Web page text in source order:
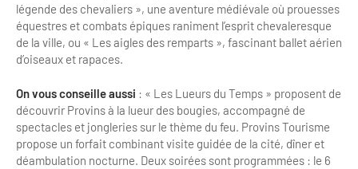
Partage d'expériences professionnelles
Labels, Certifications et Normes
Tourisme & Handicap
Se former et s'informer à l'Accessibilité
Agences Réceptives et évènementielles
Guides et interprètes
Autocaristes/Transporteurs/transféristes
Destination Groupes
légende des chevaliers », une aventure médiévale où prouesses
équestres et combats épiques raniment l’esprit chevaleresque
de la ville, ou « Les aigles des remparts », fascinant ballet aérien
d’oiseaux et rapaces.
On vous conseille aussi : « Les Lueurs du Temps » proposent de
découvrir Provins à la lueur des bougies, accompagné de
spectacles et jongleries sur le thème du feu. Provins Tourisme
propose un forfait combinant visite guidée de la cité, dîner et
déambulation nocturne. Deux soirées sont programmées : le 6